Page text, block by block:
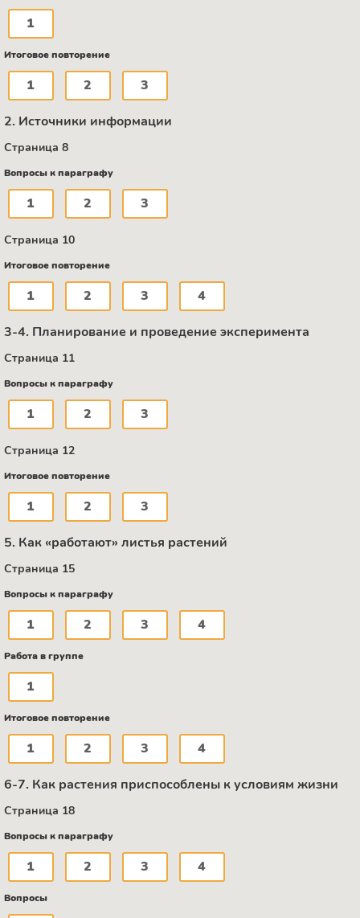
1
Итоговое повторение
1 2 3
2. Источники информации
Страница 8
Вопросы к параграфу
1 2 3
Страница 10
Итоговое повторение
1 2 3 4
3-4. Планирование и проведение эксперимента
Страница 11
Вопросы к параграфу
1 2 3
Страница 12
Итоговое повторение
1 2 3
5. Как «работают» листья растений
Страница 15
Вопросы к параграфу
1 2 3 4
Работа в группе
1
Итоговое повторение
1 2 3 4
6-7. Как растения приспособлены к условиям жизни
Страница 18
Вопросы к параграфу
1 2 3 4
Вопросы